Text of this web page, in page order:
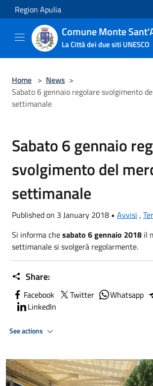
Salta al contenuto principale
Region Apulia
Comune Monte
La Città dei due siti UNESCO
Home > News >
Sabato 6 gennaio regolare svolgimento
settimanale
Sabato 6 gennaio
svolgimento del
settimanale
Published on 3 January 2018 • Avvisi ,
Si informa chesabato 6 gennaio 2018 il
settimanale si svolgerà regolarmente.
Share:
Facebook Twitter Whatsapp
LinkedIn
See actions